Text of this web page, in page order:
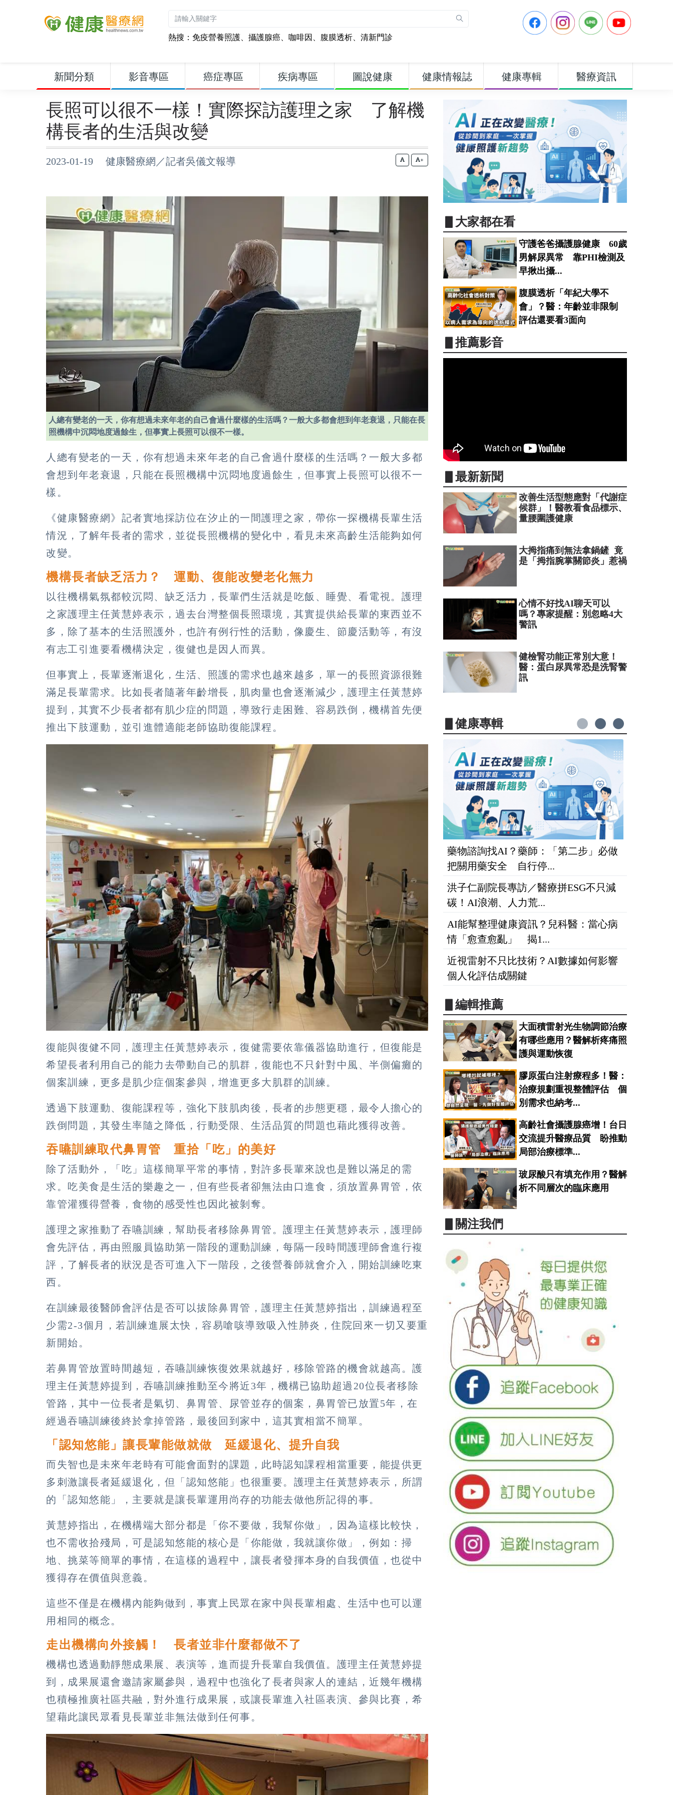
熱搜： 免疫營養照護、 攝護腺癌、 咖啡因、 腹膜透析、 清新門診
新聞分類 影音專區 癌症專區 疾病專區 圖說健康 健康情報誌 健康專輯 醫療資訊
長照可以很不一樣！實際探訪護理之家 了解機
構長者的生活與改變
2023-01-19 健康醫療網／記者吳儀文報導 +
人總有變老的一天，你有想過未來年老的自己會過什麼樣的生活嗎？一般大多都會想到年老衰退，只能在長
照機構中沉悶地度過餘生，但事實上長照可以很不一樣。
人總有變老的一天，你有想過未來年老的自己會過什麼樣的生活嗎？一般大多都
會想到年老衰退，只能在長照機構中沉悶地度過餘生，但事實上長照可以很不一
樣。
《健康醫療網》記者實地採訪位在汐止的一間護理之家，帶你一探機構長輩生活
情況，了解年長者的需求，並從長照機構的變化中，看見未來高齡生活能夠如何
改變。
機構長者缺乏活力？ 運動、復能改變老化無力
以往機構氣氛都較沉悶、缺乏活力，長輩們生活就是吃飯、睡覺、看電視。護理
之家護理主任黃慧婷表示，過去台灣整個長照環境，其實提供給長輩的東西並不
多，除了基本的生活照護外，也許有例行性的活動，像慶生、節慶活動等，有沒
有志工引進要看機構決定，復健也是因人而異。
但事實上，長輩逐漸退化，生活、照護的需求也越來越多，單一的長照資源很難
滿足長輩需求。比如長者隨著年齡增長，肌肉量也會逐漸減少，護理主任黃慧婷
提到，其實不少長者都有肌少症的問題，導致行走困難、容易跌倒，機構首先便
推出下肢運動，並引進體適能老師協助復能課程。
復能與復健不同，護理主任黃慧婷表示，復健需要依靠儀器協助進行，但復能是
希望長者利用自己的能力去帶動自己的肌群，復能也不只針對中風、半側偏癱的
個案訓練，更多是肌少症個案參與，增進更多大肌群的訓練。
透過下肢運動、復能課程等，強化下肢肌肉後，長者的步態更穩，最令人擔心的
跌倒問題，其發生率隨之降低，行動受限、生活品質的問題也藉此獲得改善。
吞嚥訓練取代鼻胃管 重拾「吃」的美好
除了活動外，「吃」這樣簡單平常的事情，對許多長輩來說也是難以滿足的需
求。吃美食是生活的樂趣之一，但有些長者卻無法由口進食，須放置鼻胃管，依
靠管灌獲得營養，食物的感受性也因此被剝奪。
護理之家推動了吞嚥訓練，幫助長者移除鼻胃管。護理主任黃慧婷表示，護理師
會先評估，再由照服員協助第一階段的運動訓練，每隔一段時間護理師會進行複
評，了解長者的狀況是否可進入下一階段，之後營養師就會介入，開始訓練吃東
西。
在訓練最後醫師會評估是否可以拔除鼻胃管，護理主任黃慧婷指出，訓練過程至
少需2-3個月，若訓練進展太快，容易嗆咳導致吸入性肺炎，住院回來一切又要重
新開始。
若鼻胃管放置時間越短，吞嚥訓練恢復效果就越好，移除管路的機會就越高。護
理主任黃慧婷提到，吞嚥訓練推動至今將近3年，機構已協助超過20位長者移除
管路，其中一位長者是氣切、鼻胃管、尿管並存的個案，鼻胃管已放置5年，在
經過吞嚥訓練後終於拿掉管路，最後回到家中，這其實相當不簡單。
「認知悠能」讓長輩能做就做 延緩退化、提升自我
而失智也是未來年老時有可能會面對的課題，此時認知課程相當重要，能提供更
多刺激讓長者延緩退化，但「認知悠能」也很重要。護理主任黃慧婷表示，所謂
的「認知悠能」，主要就是讓長輩運用尚存的功能去做他所記得的事。
黃慧婷指出，在機構端大部分都是「你不要做，我幫你做」，因為這樣比較快，
也不需收拾殘局，可是認知悠能的核心是「你能做，我就讓你做」，例如：掃
地、挑菜等簡單的事情，在這樣的過程中，讓長者發揮本身的自我價值，也從中
獲得存在價值與意義。
這些不僅是在機構內能夠做到，事實上民眾在家中與長輩相處、生活中也可以運
用相同的概念。
走出機構向外接觸！ 長者並非什麼都做不了
機構也透過動靜態成果展、表演等，進而提升長輩自我價值。護理主任黃慧婷提
到，成果展還會邀請家屬參與，過程中也強化了長者與家人的連結，近幾年機構
也積極推廣社區共融，對外進行成果展，或讓長輩進入社區表演、參與比賽，希
望藉此讓民眾看見長輩並非無法做到任何事。
▋大家都在看
守護爸爸攝護腺健康 60歲
男解尿異常 靠PHI檢測及
早揪出攝...
腹膜透析「年紀大學不
會」？醫：年齡並非限制
評估還要看3面向
▋推薦影音
▋最新新聞
改善生活型態應對「代謝症
候群」！醫教看食品標示、
量腰圍護健康
大拇指痛到無法拿鍋鏟 竟
是「拇指腕掌關節炎」惹禍
心情不好找AI聊天可以
嗎？專家提醒：別忽略4大
警訊
健檢腎功能正常別大意！
醫：蛋白尿異常恐是洗腎警
訊
▋健康專輯
藥物諮詢找AI？藥師：「第二步」必做
把關用藥安全 自行停...
洪子仁副院長專訪／醫療拼ESG不只減
碳！AI浪潮、人力荒...
AI能幫整理健康資訊？兒科醫：當心病
情「愈查愈亂」 揭1...
近視雷射不只比技術？AI數據如何影響
個人化評估成關鍵
▋編輯推薦
大面積雷射光生物調節治療
有哪些應用？醫解析疼痛照
護與運動恢復
膠原蛋白注射療程多！醫：
治療規劃重視整體評估 個
別需求也納考...
高齡社會攝護腺癌增！台日
交流提升醫療品質 盼推動
局部治療標準...
玻尿酸只有填充作用？醫解
析不同層次的臨床應用
▋關注我們